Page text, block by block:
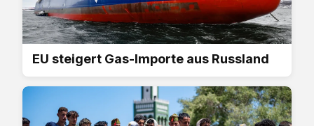
EU steigert Gas-Importe aus Russland